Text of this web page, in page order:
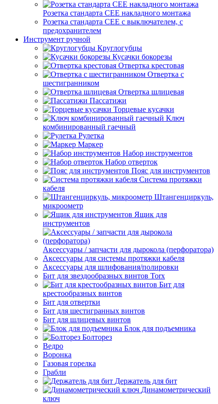
Розетка стандарта СЕЕ накладного монтажа
Розетка стандарта СЕЕ с выключателем, с
предохранителем
Инструмент ручной
Круглогубцы
Кусачки бокорезы
Отвертка крестовая
Отвертка с
шестигранником
Отвертка шлицевая
Пассатижи
Торцевые кусачки
Ключ
комбинированный гаечный
Рулетка
Маркер
Набор инструментов
Набор отверток
Пояс для инструментов
Система протяжки
кабеля
Штангенциркуль,
микроометр
Ящик для
инструментов
Аксессуары / запчасти для дырокола (перфоратора)
Аксессуары для системы протяжки кабеля
Аксессуары для шлифования/полировки
Бит для звездообразных винтов Torx
Бит для
крестообразных винтов
Бит для отвертки
Бит для шестигранных винтов
Бит для шлицевых винтов
Блок для подъемника
Болторез
Ведро
Воронка
Газовая горелка
Грабли
Держатель для бит
Динамометрический
ключ